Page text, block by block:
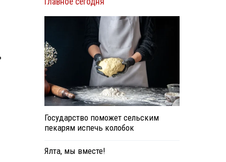
Государство поможет сельским
пекарям испечь колобок
Ялта, мы вместе!